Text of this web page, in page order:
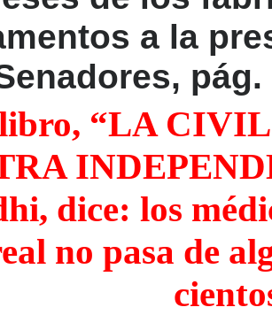
a la
“LA
dice: los
no pasa de